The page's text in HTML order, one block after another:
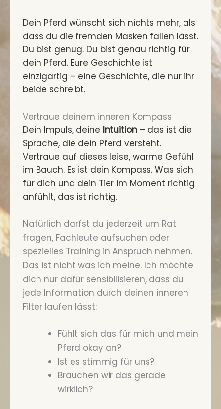
Dein Pferd wünscht sich nichts mehr, als
dass du die fremden Masken fallen lässt.
Du bist genug. Du bist genau richtig für
dein Pferd. Eure Geschichte ist
einzigartig – eine Geschichte, die nur ihr
beide schreibt.
Vertraue deinem inneren Kompass
Dein Impuls, deine Intuition– das ist die
Sprache, die dein Pferd versteht.
Vertraue auf dieses leise, warme Gefühl
im Bauch. Es ist dein Kompass. Was sich
für dich und dein Tier im Moment richtig
anfühlt, das ist richtig.
Natürlich darfst du jederzeit um Rat
fragen, Fachleute aufsuchen oder
spezielles Training in Anspruch nehmen.
Das ist nicht was ich meine. Ich möchte
dich nur dafür sensibilisieren, dass du
jede Information durch deinen inneren
Filter laufen lässt:
Fühlt sich das für mich und mein
Pferd okay an?
Ist es stimmig für uns?
Brauchen wir das gerade
wirklich?